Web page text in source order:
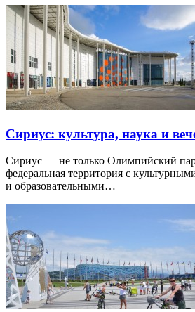
Сириус: культура, наука и
Сириус — не только Олимпийский
федеральная территория с
и образовательными…